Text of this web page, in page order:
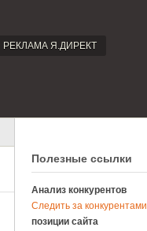
РЕКЛАМА Я.ДИРЕКТ
Полезные ссылки
Анализ конкурентов
Следить за конкурентами
позиции сайта